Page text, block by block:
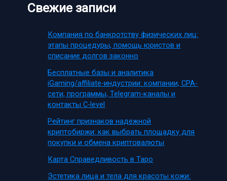
Свежие записи
Компания по банкротству физических лиц:
этапы процедуры, помощь юристов и
списание долгов законно
Бесплатные базы и аналитика
iGaming/affiliate-индустрии: компании, CPA-
сети, программы, Telegram-каналы и
контакты C-level
Рейтинг признаков надежной
криптобиржи: как выбрать площадку для
покупки и обмена криптовалюты
Карта Справедливость в Таро
Эстетика лица и тела для красоты кожи: